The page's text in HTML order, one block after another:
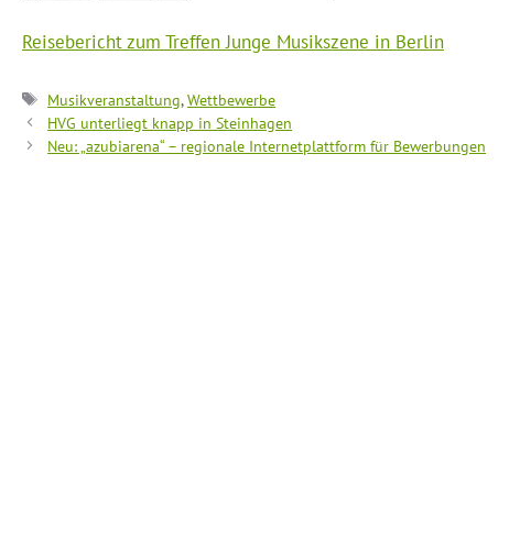
Reisebericht zum Treffen Junge Musikszene in Berlin
Schlagwörter
Musikveranstaltung,Wettbewerbe
HVG unterliegt knapp in Steinhagen
Neu: „azubiarena“ – regionale Internetplattform für Bewerbungen